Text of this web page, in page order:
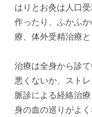
はりとお灸は人口
作ったり、ふかふ
療、体外受精治療
治療は全身から診
悪くないか、スト
脈診による経絡治
身の血の巡りがよ